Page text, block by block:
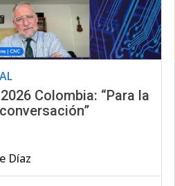
Colombia: “Para la
Díaz